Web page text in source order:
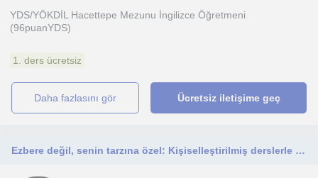
YDS/YÖKDİL Hacettepe Mezunu İngilizce Öğretmeni
(96puanYDS)
1. ders ücretsiz
daha fazlasını gör Ücretsiz iletişime geç
Ezbere değil, senin tarzına özel: Kişiselleştirilmiş derslerle öğrenmeyi kolaylaştırıyoruz.